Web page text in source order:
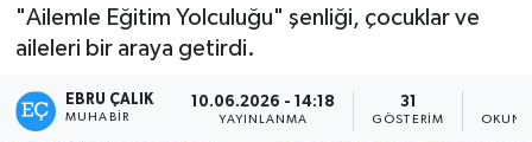
"Ailemle Eğitim Yolculuğu" şenliği, çocuklar ve
aileleri bir araya getirdi.
EBRU ÇALIK
MUHABIR
10.06.2026 - 14:18
YAYINLANMA
31
GÖSTERIM